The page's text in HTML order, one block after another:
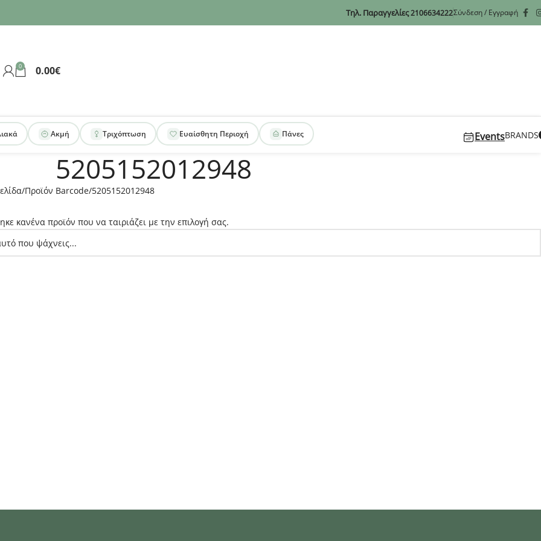
Τηλ. Παραγγελίες2106634222Σύνδεση / Εγγραφή
0 0.00€
Ακμή Τριχόπτωση Ευαίσθητη Περιοχή Πάνες EventsBRANDS
5205152012948
Προϊόν Barcode 5205152012948
κανένα προϊόν που να ταιριάζει με την επιλογή σας.